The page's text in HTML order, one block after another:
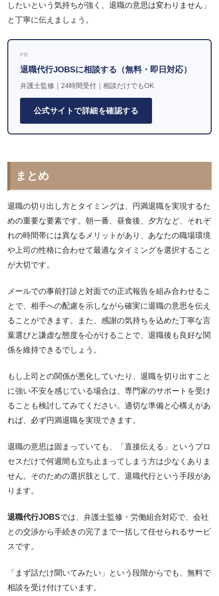
したいという気持ちが強く、退職の意思は変わりません」
と丁寧に伝えましょう。
PR
退職代行JOBSに相談する（無料・即日対応）
弁護士監修｜24時間受付｜相談だけでもOK
公式サイトで詳細を確認する
まとめ
退職の切り出し方とタイミングは、円満退職を実現するた
めの重要な要素です。朝一番、昼食後、夕方など、それぞ
れの時間帯には異なるメリットがあり、あなたの職場環境
や上司の性格に合わせて最適なタイミングを選択すること
が大切です。
メールでの事前打診と対面での正式報告を組み合わせるこ
とで、相手への配慮を示しながら確実に退職の意思を伝え
ることができます。また、感謝の気持ちを込めた丁寧な言
葉選びと謙虚な態度を心がけることで、退職後も良好な関
係を維持できるでしょう。
もし上司との関係が悪化していたり、退職を切り出すこと
に強い不安を感じている場合は、専門家のサポートを受け
ることも検討してみてください。適切な準備と心構えがあ
れば、必ず円満退職を実現できます。
退職の意思は固まっていても、「直接伝える」というプロ
セスだけで何週間も立ち止まってしまう方は少なくありま
せん。そのための選択肢として、退職代行という手段があ
ります。
退職代行JOBSでは、弁護士監修・労働組合対応で、会社
との交渉から手続きの完了まで一括して任せられるサービ
スです。
「まず話だけ聞いてみたい」という段階からでも、無料で
相談を受け付けています。